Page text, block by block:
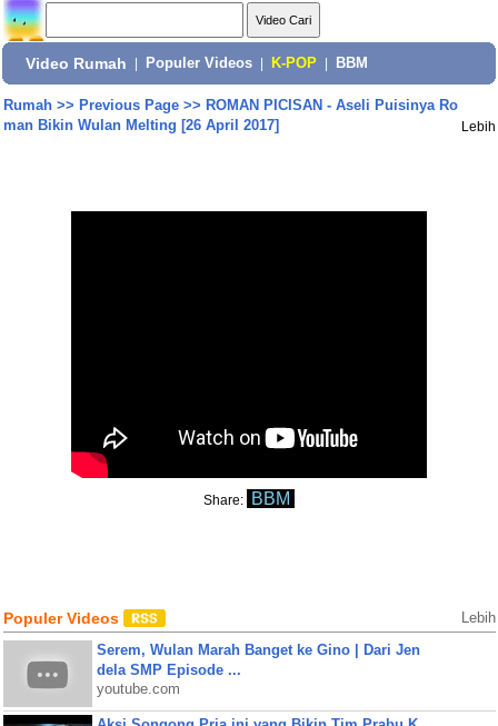
Video Rumah Populer Videos K-POP BBM
Rumah>> Previous Page>> ROMAN PICISAN - Aseli Puisinya Ro
man Bikin Wulan Melting [26 April 2017]
Lebih
Share: BBM
Populer Videos Lebih
Serem, Wulan Marah Banget ke Gino | Dari Jen
dela SMP Episode ...
youtube.com